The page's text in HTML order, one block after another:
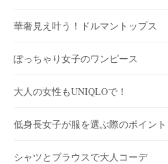
華奢見え叶う！ドルマントップス
ぽっちゃり女子のワンピース
大人の女性もUNIQLOで！
低身長女子が服を選ぶ際のポイント
シャツとブラウスで大人コーデ